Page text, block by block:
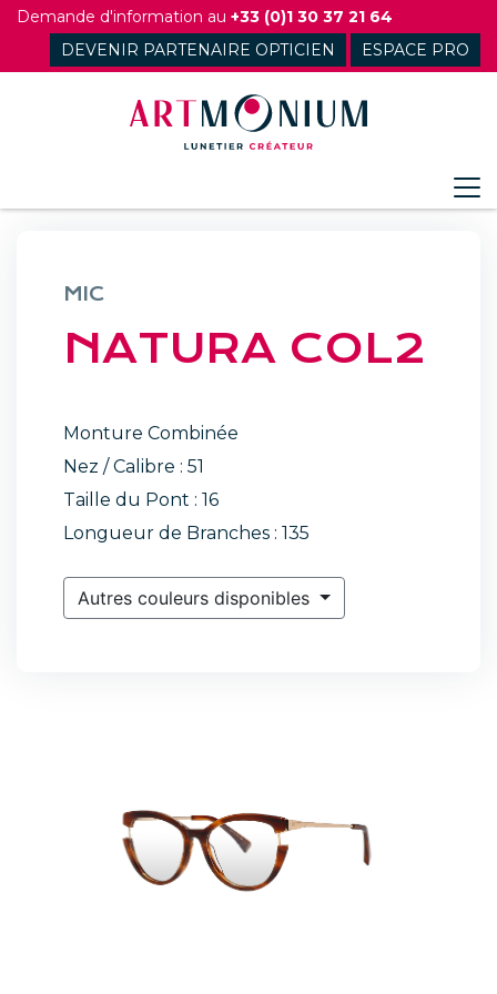
Skip
content
Demande d'information au +33 (0)1 30 37 21 64
DEVENIR PARTENAIRE OPTICIEN
ESPACE PRO
MIC
NATURA COL2
Monture Combinée
Nez / Calibre : 51
Taille du Pont : 16
Longueur de Branches : 135
Autres couleurs disponibles